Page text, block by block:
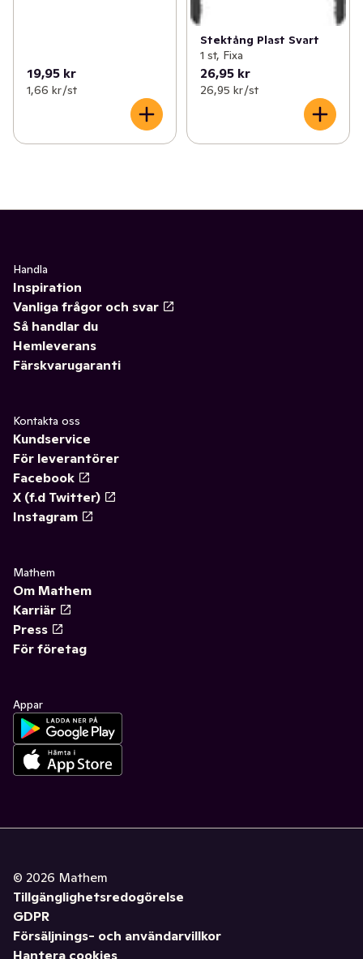
19,95 kr
1,66 kr /st
Stektång Plast Svart
1 st, Fixa
26,95 kr
26,95 kr /st
Handla
Inspiration
Vanliga frågor och svar
Så handlar du
Hemleverans
Färskvarugaranti
Kontakta oss
Kundservice
För leverantörer
Facebook
X (f.d Twitter)
Instagram
Mathem
Om Mathem
Karriär
Press
För företag
Appar
© 2026 Mathem
Tillgänglighetsredogörelse
GDPR
Försäljnings- och användarvillkor
Hantera cookies